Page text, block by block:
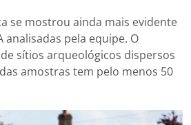
se mostrou ainda mais evidente
analisadas pela equipe. O
sítios arqueológicos dispersos
amostras tem pelo menos 50